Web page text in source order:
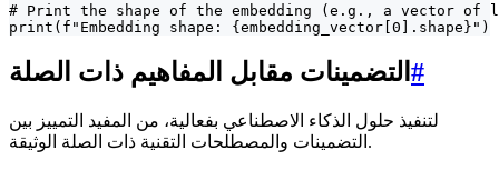
# Print the shape of the embedding (e.g., a vector of
print(f"Embedding shape: {embedding_vector[0].shape}")
التضمينات مقابل المفاهيم ذات الصلة #
لتنفيذ حلول الذكاء الاصطناعي بفعالية، من المفيد التمييز بين
التضمينات والمصطلحات التقنية ذات الصلة الوثيقة.